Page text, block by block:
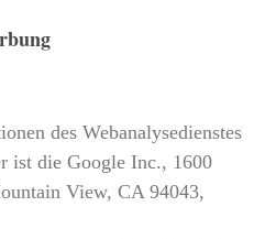
des Webanalysedienstes
ist die Google Inc., 1600
View, CA 94043,